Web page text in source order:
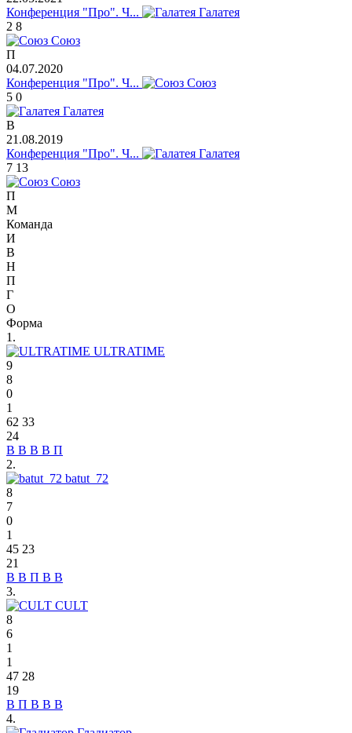
Конференция "Про". Ч...
Галатея
2 8
Союз
П
04.07.2020
Конференция "Про". Ч...
Союз
5 0
Галатея
В
21.08.2019
Конференция "Про". Ч...
Галатея
7 13
Союз
П
M
Команда
И
В
Н
П
Г
О
Форма
1.
ULTRATIME
9
8
0
1
62 33
24
В В В В П
2.
batut_72
8
7
0
1
45 23
21
В В П В В
3.
CULT
8
6
1
1
47 28
19
В П В В В
4.